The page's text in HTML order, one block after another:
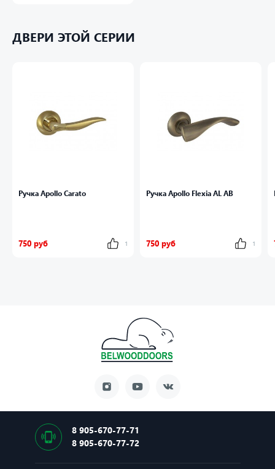
ДВЕРИ ЭТОЙ СЕРИИ
Ручка Apollo Carato
750 руб 1
Ручка Apollo Flexia AL AB
750 руб 1
8 905-670-77-71
8 905-670-77-72